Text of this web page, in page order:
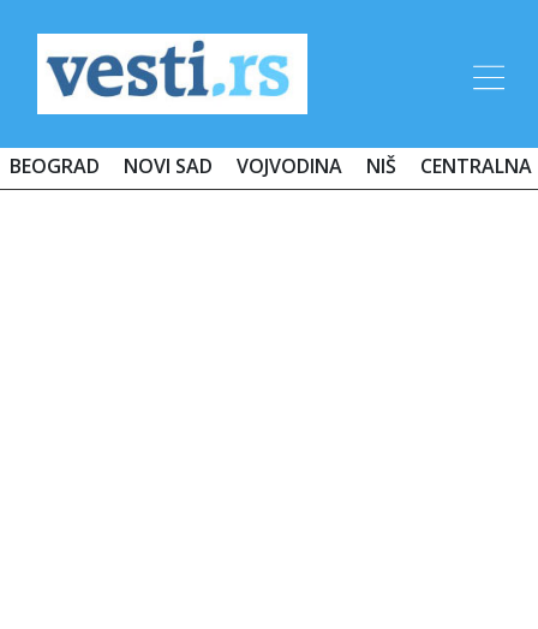
BEOGRAD NOVI SAD VOJVODINA NIŠ CENTRALNA